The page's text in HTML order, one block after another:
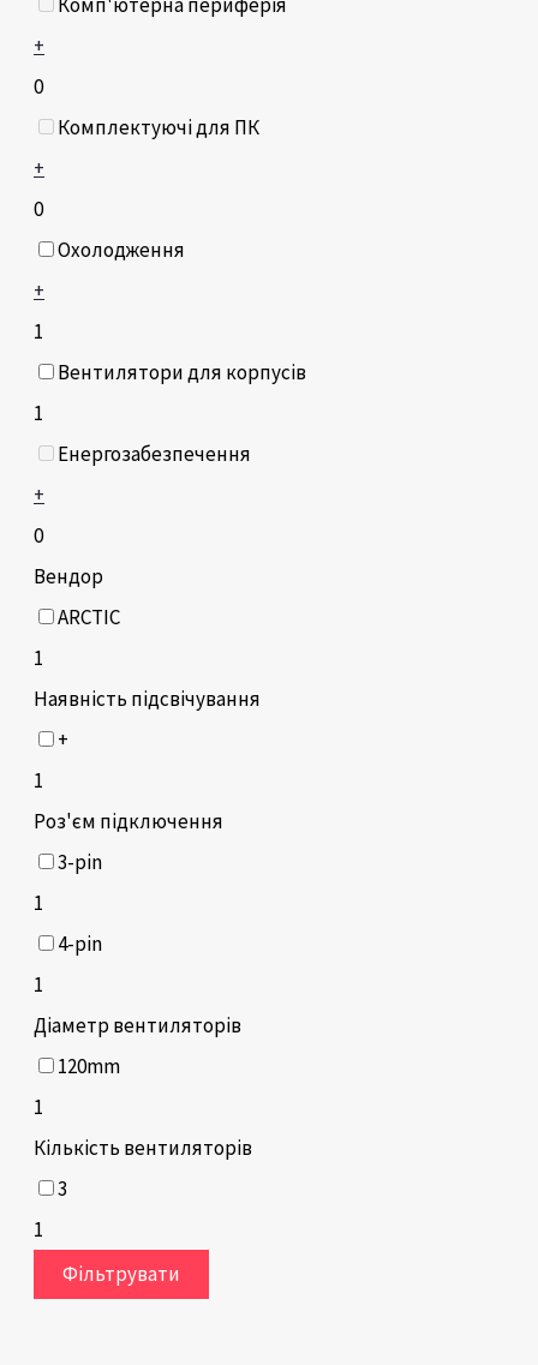
+
0
Комплектуючі для ПК
+
0
Охолодження
+
1
Вентилятори для корпусів
1
Енергозабезпечення
+
0
Вендор
ARCTIC
1
Наявність підсвічування
+
1
Роз'єм підключення
3-pin
1
4-pin
1
Діаметр вентиляторів
120mm
1
Кількість вентиляторів
3
1
Фільтрувати